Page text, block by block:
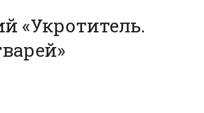
«Укротитель.